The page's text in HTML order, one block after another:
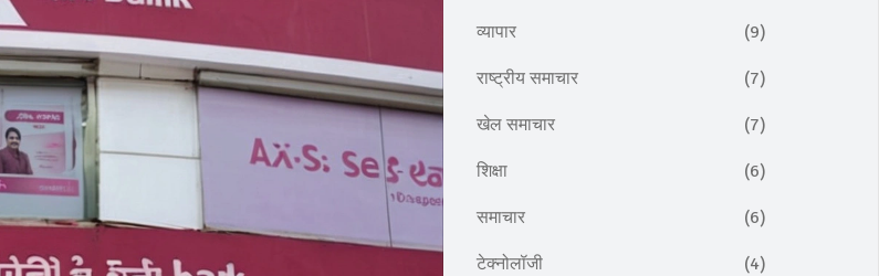
व्यापार (9)
राष्ट्रीय समाचार (7)
खेल समाचार (7)
शिक्षा (6)
समाचार (6)
टेक्नोलॉजी (4)